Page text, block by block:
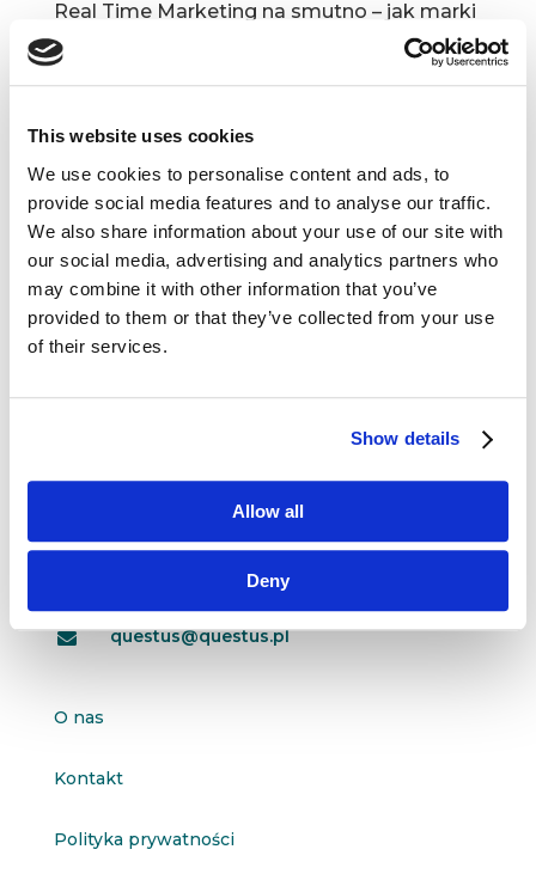
This website uses cookies
We use cookies to personalise content and ads, to
provide social media features and to analyse our traffic.
We also share information about your use of our site with
our social media, advertising and analytics partners who
may combine it with other information that you’ve
provided to them or that they’ve collected from your use
of their services.
Show details
Allow all
Deny
Real Time Marketing na smutno – jak marki
z Senegalem?
Swego czasu pisaliśmy, że Real Time Marketing
w komunikacyjnym arsenale każdego brandu.
Mamy jednak nieodparte wrażenie, że marki
niezwykle rzadko odbezpieczają je w „smutnych”
momentach, koncentrując się wyłącznie...
ul. Organizacji WiN 83/7
91-811 Łódź
 questus@questus.pl
O nas
Kontakt
Polityka prywatności